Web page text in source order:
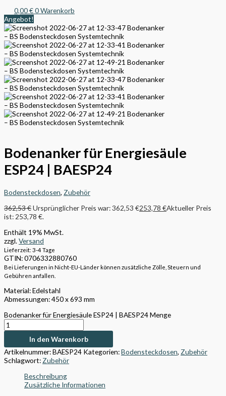
0,00€0Warenkorb
Angebot!
Bodenanker für Energiesäule
ESP24 | BAESP24
Bodensteckdosen, Zubehör
362,53€Ursprünglicher Preis war: 362,53 €253,78 €Aktueller Preis
ist: 253,78 €.
Enthält 19% MwSt.
zzgl.Versand
Lieferzeit: 3-4 Tage
GTIN: 0706332880760
Bei Lieferungen in Nicht-EU-Länder können zusätzliche Zölle, Steuern und
Gebühren anfallen.
Material: Edelstahl
Abmessungen:450 x 693 mm
Bodenanker für Energiesäule ESP24 | BAESP24 Menge
In den Warenkorb
Artikelnummer:BAESP24 Kategorien:Bodensteckdosen, Zubehör
Schlagwort: Zubehör
Beschreibung
Zusätzliche Informationen